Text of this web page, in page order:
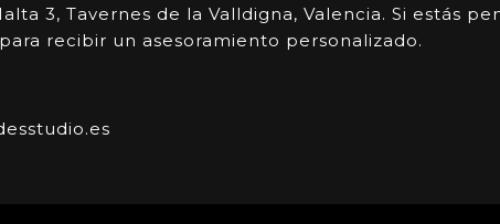
3, Tavernes de la Valldigna, Valencia. Si estás
recibir un asesoramiento personalizado.